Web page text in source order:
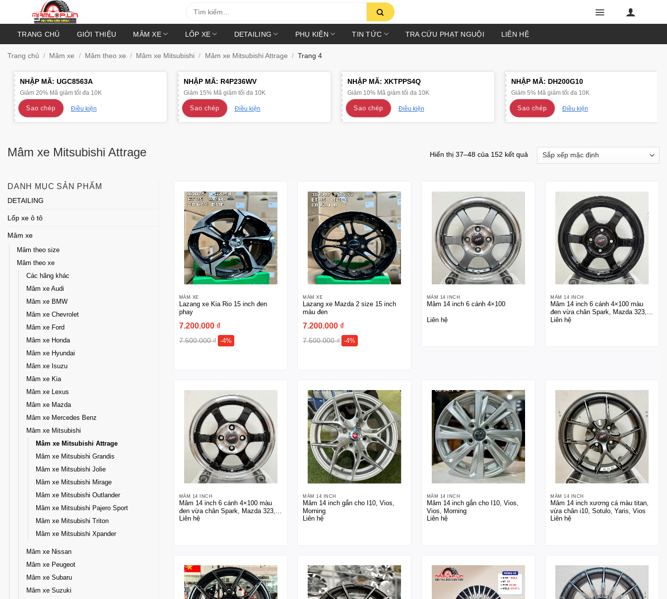
kiếm:
TRANG CHỦ GIỚI THIỆU MÂM XE LỐP XE DETAILING PHỤ KIỆN TIN TỨC TRA CỨU PHẠT NGUỘI LIÊN HỆ
Trang chủ / Mâm xe / Mâm theo xe / Mâm xe Mitsubishi / Mâm xe Mitsubishi Attrage / Trang 4
NHẬP MÃ: UGC8563A
Giảm 20% Mã giảm tối đa 10K
Sao chép Điều kiện
NHẬP MÃ: R4P236WV
Giảm 15% Mã giảm tối đa 10K
Sao chép Điều kiện
NHẬP MÃ: XKTPPS4Q
Giảm 10% Mã giảm tối đa 10K
Sao chép Điều kiện
NHẬP MÃ: DH200G10
Giảm 5% Mã giảm tối đa 10K
Sao chép Điều kiện
Mâm xe Mitsubishi Attrage Hiển thị 37–48 của 152 kết quả
DANH MỤC SẢN PHẨM
DETAILING
Lốp xe ô tô
Mâm xe
Mâm theo size
Mâm theo xe
Các hãng khác
Mâm xe Audi
Mâm xe BMW
Mâm xe Chevrolet
Mâm xe Ford
Mâm xe Honda
Mâm xe Hyundai
Mâm xe Isuzu
Mâm xe Kia
Mâm xe Lexus
Mâm xe Mazda
Mâm xe Mercedes Benz
Mâm xe Mitsubishi
Mâm xe Mitsubishi Attrage
Mâm xe Mitsubishi Grandis
Mâm xe Mitsubishi Jolie
Mâm xe Mitsubishi Mirage
Mâm xe Mitsubishi Outlander
Mâm xe Mitsubishi Pajero Sport
Mâm xe Mitsubishi Triton
Mâm xe Mitsubishi Xpander
Mâm xe Nissan
Mâm xe Peugeot
Mâm xe Subaru
Mâm xe Suzuki
MÂM XE
Lazang xe Kia Rio 15 inch đen
phay
7.200.000 ₫
7.500.000₫ -4%
MÂM XE
Lazang xe Mazda 2 size 15 inch
màu đen
7.200.000 ₫
7.500.000₫ -4%
MÂM 14 INCH
Mâm 14 inch 6 cánh 4×100
Liên hệ
MÂM 14 INCH
Mâm 14 inch 6 cánh 4×100 màu
đen vừa chân Spark, Mazda 323,
Sunny, Swift
Liên hệ
MÂM 14 INCH
Mâm 14 inch 6 cánh 4×100 màu
đen vừa chân Spark, Mazda 323,
Sunny, Swift
Liên hệ
MÂM 14 INCH
Mâm 14 inch gắn cho I10, Vios,
Morning
Liên hệ
MÂM 14 INCH
Mâm 14 inch gắn cho I10, Vios,
Vios, Morning
Liên hệ
MÂM 14 INCH
Mâm 14 inch xương cá màu titan,
vừa chân i10, Sotulo, Yaris, Vios
Liên hệ